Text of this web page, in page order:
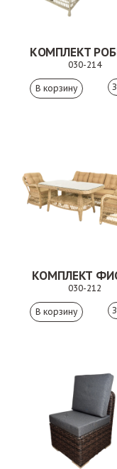
КОМПЛЕКТ
030-214
КОМПЛЕКТ
030-212